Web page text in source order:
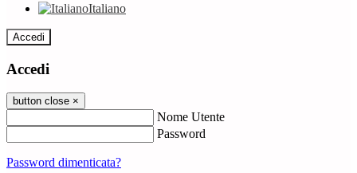
Italiano
Accedi
Accedi
button close ×
Nome Utente
Password
Password dimenticata?